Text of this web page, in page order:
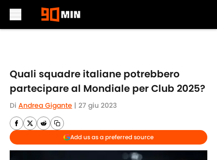
Quali squadre italiane potrebbero
partecipare al Mondiale per Club 2025?
Di Andrea Gigante | 27 giu 2023
Add us as a preferred source